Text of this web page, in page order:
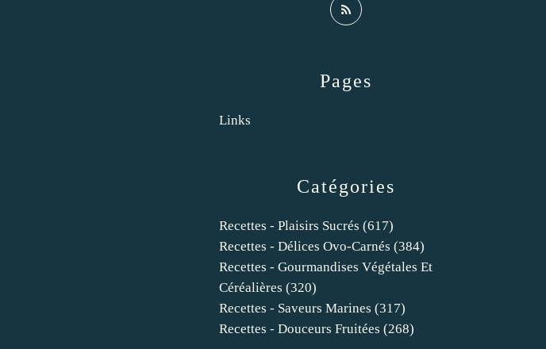
Catégories
Recettes - Plaisirs Sucrés (617)
Recettes - Délices Ovo-Carnés (384)
Recettes - Gourmandises Végétales Et
Céréalières (320)
Recettes - Saveurs Marines (317)
Recettes - Douceurs Fruitées (268)
Pages
Links